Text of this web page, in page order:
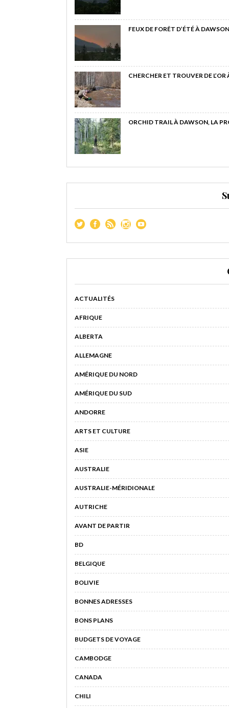
FEUX DE FORÊT D’ÉTÉ À
CHERCHER ET TROUVER DE
ORCHID TRAIL À DAWSON, LA
ACTUALITÉS
AFRIQUE
ALBERTA
ALLEMAGNE
AMÉRIQUE DU NORD
AMÉRIQUE DU SUD
ANDORRE
ARTS ET CULTURE
ASIE
AUSTRALIE
AUSTRALIE-MÉRIDIONALE
AUTRICHE
AVANT DE PARTIR
BD
BELGIQUE
BOLIVIE
BONNES ADRESSES
BONS PLANS
BUDGETS DE VOYAGE
CAMBODGE
CANADA
CHILI